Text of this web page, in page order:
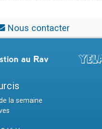
Nous contacter
la semaine